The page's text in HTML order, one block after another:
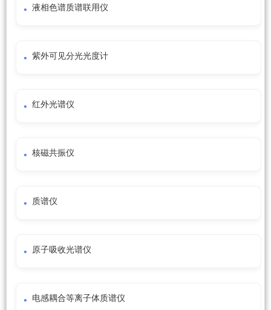
液相色谱质谱联用仪
紫外可见分光光度计
红外光谱仪
核磁共振仪
质谱仪
原子吸收光谱仪
电感耦合等离子体质谱仪